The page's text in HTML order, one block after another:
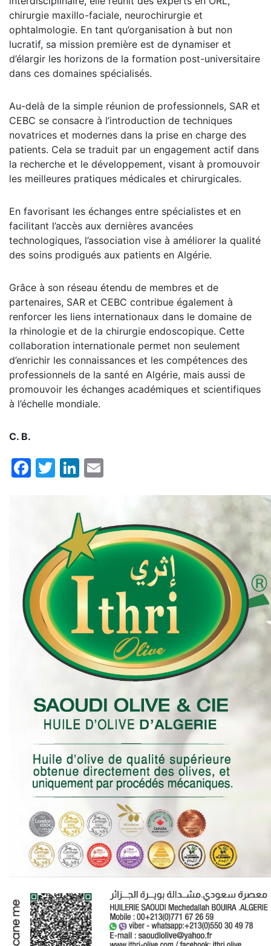
chirurgie maxillo-faciale, neurochirurgie et
ophtalmologie. En tant qu’organisation à but non
lucratif, sa mission première est de dynamiser et
d’élargir les horizons de la formation post-universitaire
dans ces domaines spécialisés.
Au-delà de la simple réunion de professionnels, SAR et
CEBC se consacre à l’introduction de techniques
novatrices et modernes dans la prise en charge des
patients. Cela se traduit par un engagement actif dans
la recherche et le développement, visant à promouvoir
les meilleures pratiques médicales et chirurgicales.
En favorisant les échanges entre spécialistes et en
facilitant l’accès aux dernières avancées
technologiques, l’association vise à améliorer la qualité
des soins prodigués aux patients en Algérie.
Grâce à son réseau étendu de membres et de
partenaires, SAR et CEBC contribue également à
renforcer les liens internationaux dans le domaine de
la rhinologie et de la chirurgie endoscopique. Cette
collaboration internationale permet non seulement
d’enrichir les connaissances et les compétences des
professionnels de la santé en Algérie, mais aussi de
promouvoir les échanges académiques et scientifiques
à l’échelle mondiale.
C. B.
Facebook
TwitterLinkedIn